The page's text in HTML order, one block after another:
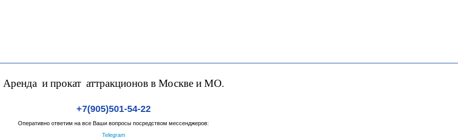
Аренда и прокат аттракционов в Москве и МО.
+7(905)501-54-22
Оперативно ответим на все Ваши вопросы посредством мессенджеров:
Telegram